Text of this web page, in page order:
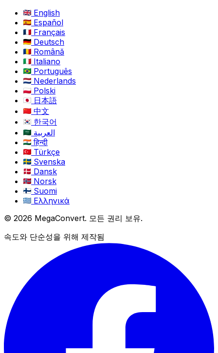
English
Español
Français
Deutsch
Română
Italiano
Português
Nederlands
Polski
日本語
中文
한국어
العربية
हिन्दी
Türkçe
Svenska
Dansk
Norsk
Suomi
Ελληνικά
© 2026 MegaConvert. 모든 권리 보유.
속도와 단순성을 위해 제작됨